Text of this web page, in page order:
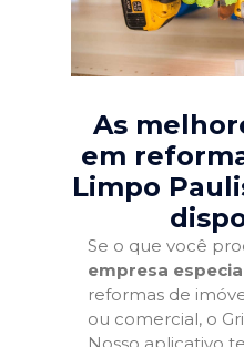
As
em
Limpo
Se o que você
empresa
reformas de
ou comercial, o